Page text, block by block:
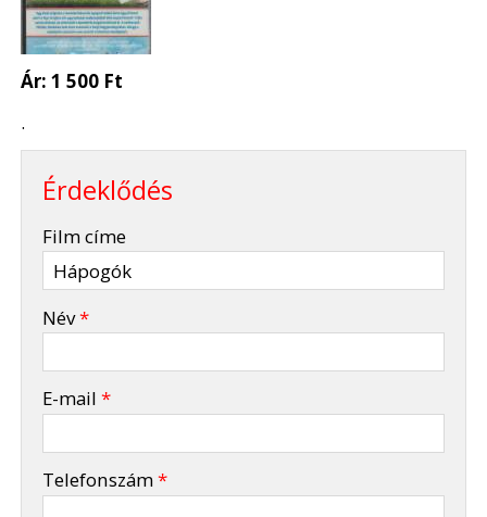
Ár:1 500 Ft
.
Érdeklődés
Film címe
Név*
E-mail*
Telefonszám*